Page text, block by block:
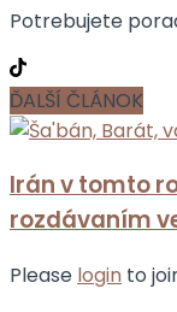
Potrebujete
ĎALŠÍ ČLÁNOK
Irán v tomto
rozdávaním
Please login to